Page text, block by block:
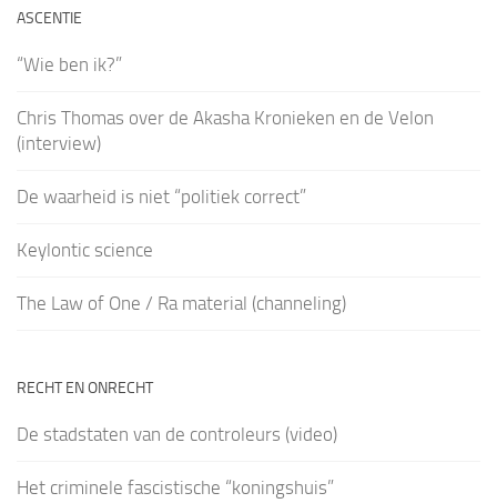
ASCENTIE
“Wie ben ik?”
Chris Thomas over de Akasha Kronieken en de Velon
(interview)
De waarheid is niet “politiek correct”
Keylontic science
The Law of One / Ra material (channeling)
RECHT EN ONRECHT
De stadstaten van de controleurs (video)
Het criminele fascistische “koningshuis”